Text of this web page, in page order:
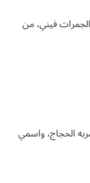
فيني، من
الحجاج، واسمي